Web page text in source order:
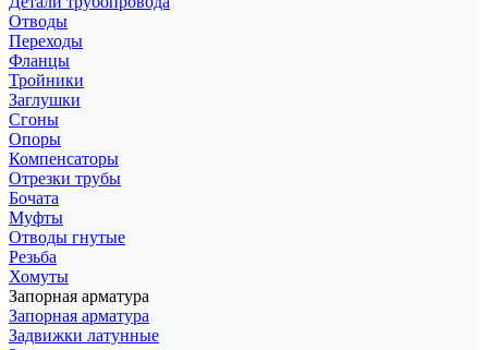
Отводы
Переходы
Фланцы
Тройники
Заглушки
Сгоны
Опоры
Компенсаторы
Отрезки трубы
Бочата
Муфты
Отводы гнутые
Резьба
Хомуты
Запорная арматура
Запорная арматура
Задвижки латунные